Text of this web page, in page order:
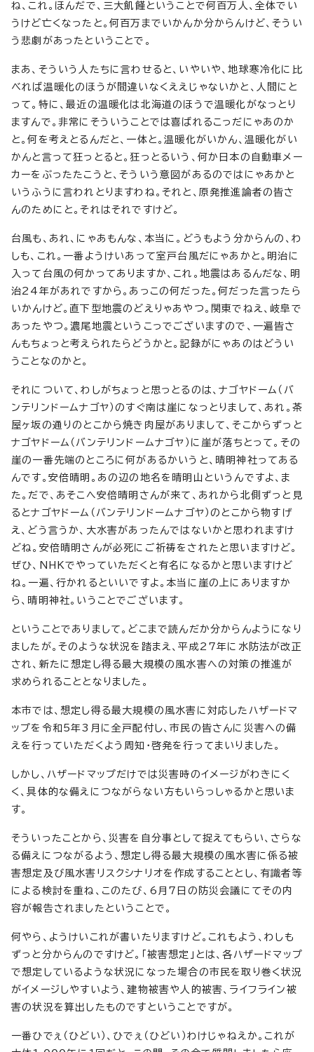
ね、これ。ほんだで、三大飢饉ということで何百万人、全体でい
うけど亡くなったと。何百万までいかんか分からんけど、そうい
う悲劇があったということで。
まあ、そういう人たちに言わせると、いやいや、地球寒冷化に比
べれば温暖化のほうが間違いなくええじゃないかと、人間にと
って。特に、最近の温暖化は北海道のほうで温暖化がなっとり
ますんで。非常にそういうことでは喜ばれるこっだにゃあのか
と。何を考えとるんだと、一体と。温暖化がいかん、温暖化がい
かんと言って狂っとると。狂っとるいう、何か日本の自動車メー
カーをぶったたこうと、そういう意図があるのではにゃあかと
いうふうに言われとりますわね。それと、原発推進論者の皆さ
んのためにと。それはそれですけど。
台風も、あれ、にゃあもんな、本当に。どうもよう分からんの、わ
しも、これ。一番ようけいあって室戸台風だにゃあかと。明治に
入って台風の何かってありますか、これ。地震はあるんだな、明
治24年があれですから。あっこの何だった。何だった言ったら
いかんけど。直下型地震のどえりゃあやつ。関東でねえ、岐阜で
あったやつ。濃尾地震というこっでございますので、一遍皆さ
んもちょっと考えられたらどうかと。記録がにゃあのはどうい
うことなのかと。
それについて、わしがちょっと思っとるのは、ナゴヤドーム（バ
ンテリンドームナゴヤ）のすぐ南は崖になっとりまして、あれ。茶
屋ヶ坂の通りのとこから焼き肉屋がありまして、そこからずっと
ナゴヤドーム（バンテリンドームナゴヤ）に崖が落ちとって。その
崖の一番先端のところに何があるかいうと、晴明神社ってある
んです。安倍晴明。あの辺の地名を晴明山というんですよ、ま
た。だで、あそこへ安倍晴明さんが来て、あれから北側ずっと見
るとナゴヤドーム（バンテリンドームナゴヤ）のとこから物すげ
え、どう言うか、大水害があったんではないかと思われますけ
どね。安倍晴明さんが必死にご祈祷をされたと思いますけど。
ぜひ、NHKでやっていただくと有名になるかと思いますけど
ね。一遍、行かれるといいですよ。本当に崖の上にありますか
ら、晴明神社。いうことでございます。
ということでありまして。どこまで読んだか分からんようになり
ましたが。そのような状況を踏まえ、平成27年に水防法が改正
され、新たに想定し得る最大規模の風水害への対策の推進が
求められることとなりました。
本市では、想定し得る最大規模の風水害に対応したハザードマ
ップを令和5年3月に全戸配付し、市民の皆さんに災害への備
えを行っていただくよう周知・啓発を行ってまいりました。
しかし、ハザードマップだけでは災害時のイメージがわきにく
く、具体的な備えにつながらない方もいらっしゃるかと思いま
す。
そういったことから、災害を自分事として捉えてもらい、さらな
る備えにつながるよう、想定し得る最大規模の風水害に係る被
害想定及び風水害リスクシナリオを作成することとし、有識者等
による検討を重ね、このたび、6月7日の防災会議にてその内
容が報告されましたということで。
何やら、ようけいこれが書いたりますけど。これもよう、わしも
ずっと分からんのですけど。「被害想定」とは、各ハザードマップ
で想定しているような状況になった場合の市民を取り巻く状況
がイメージしやすいよう、建物被害や人的被害、ライフライン被
害の状況を算出したものですということですが。
一番ひでぇ（ひどい）、ひでぇ（ひどい）わけじゃねえか。これが